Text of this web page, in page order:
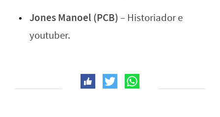
Jones Manoel (PCB)– Historiador e
youtuber.